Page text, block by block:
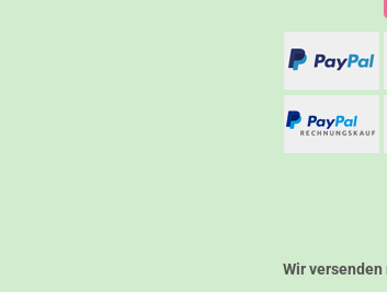
Wir versenden